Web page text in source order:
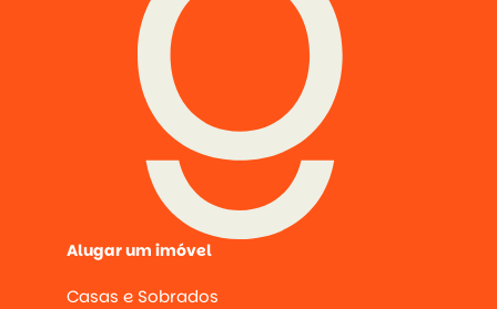
Alugar um imóvel
Casas e Sobrados